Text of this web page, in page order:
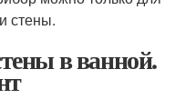
стены.
в ванной.